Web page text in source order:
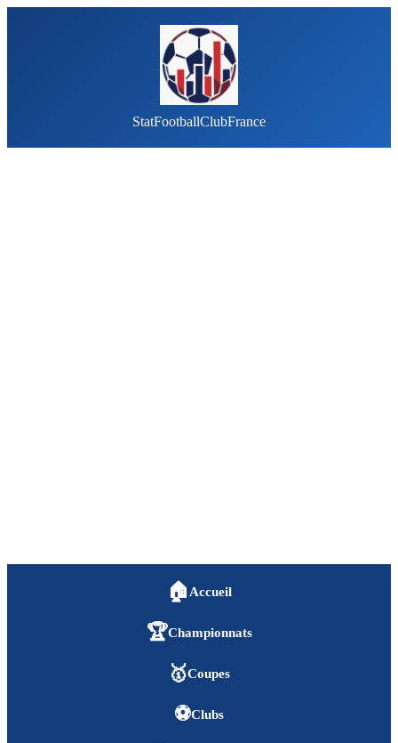
StatFootballClubFrance
🏠 Accueil
🏆Championnats
🥇Coupes
⚽Clubs